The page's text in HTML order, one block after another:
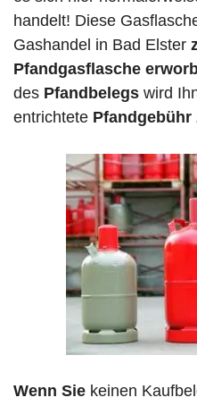
handelt! Diese
Gashandel in Bad Elster
Pfandgasflasche
des Pfandbelegs wird
entrichtete
Wenn Sie keinen